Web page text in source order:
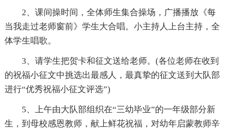
2、课间操时间，全体师生集合操场，广播播放《每
当我走过老师窗前》学生大合唱。小主持人上台主持，全
体学生唱歌。
3、请学生把贺卡和征文送给老师。(各位老师在收到
的祝福小征文中挑选出最感人，最真挚的征文送到大队部
进行“优秀祝福小征文评选”)
5、上午由大队部组织在“三幼毕业”的一年级部分新
生，到母校感恩教师，献上鲜花祝福，对幼年启蒙教师辛